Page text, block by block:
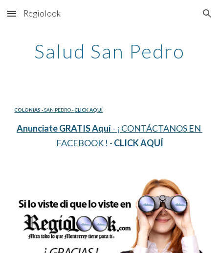
Skip to main content Skip to navigation
Regiolook
Salud San Pedro
COLONIAS - SAN PEDRO - CLICK AQUÍ
Anunciate GRATIS Aquí - ¡ CONTÁCTANOS EN
FACEBOOK ! - CLICK AQUÍ